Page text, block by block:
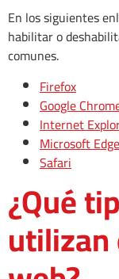
En los siguientes
habilitar o
comunes.
Firefox
Google
Internet
Microsoft Edge
Safari
¿Qué